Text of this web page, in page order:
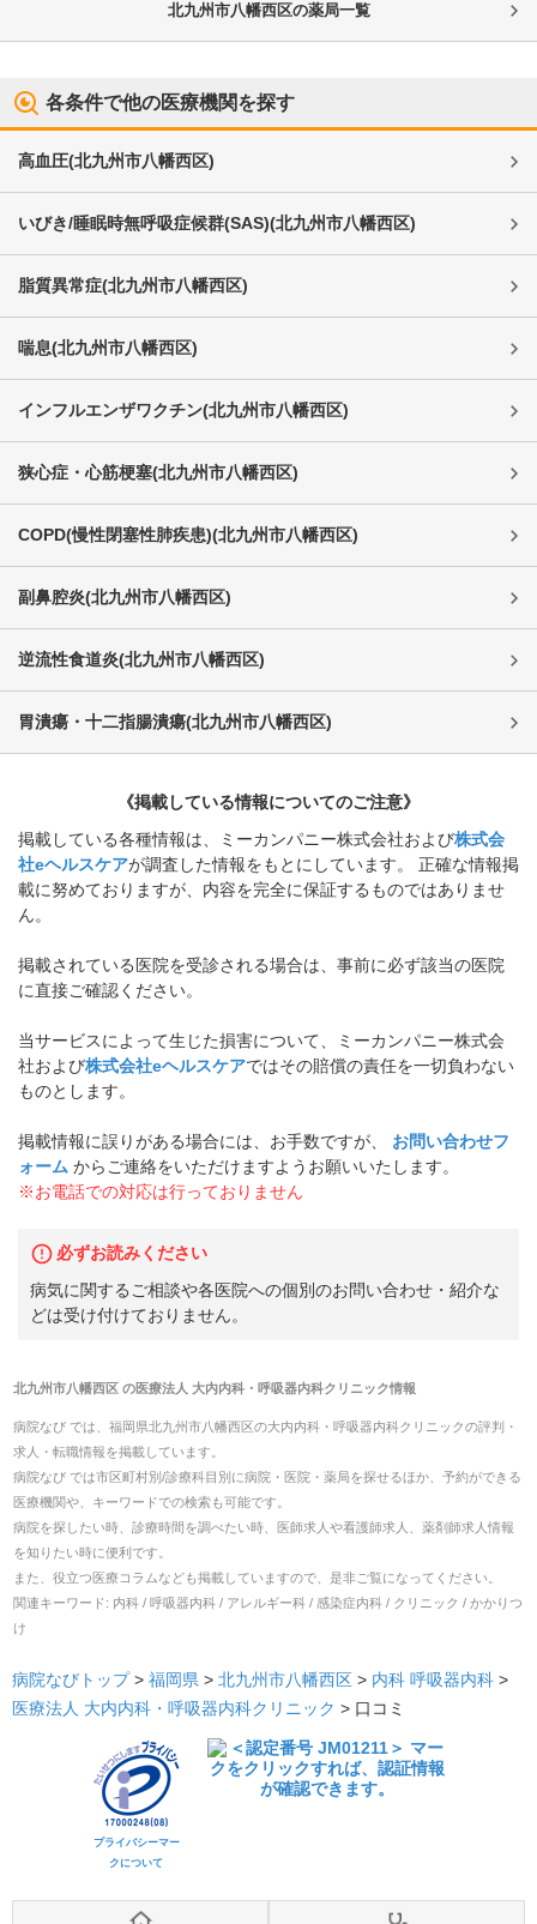
北九州市八幡西区の薬局一覧
各条件で他の医療機関を探す
高血圧(北九州市八幡西区)
いびき/睡眠時無呼吸症候群(SAS)(北九州市八幡西区)
脂質異常症(北九州市八幡西区)
喘息(北九州市八幡西区)
インフルエンザワクチン(北九州市八幡西区)
狭心症・心筋梗塞(北九州市八幡西区)
COPD(慢性閉塞性肺疾患)(北九州市八幡西区)
副鼻腔炎(北九州市八幡西区)
逆流性食道炎(北九州市八幡西区)
胃潰瘍・十二指腸潰瘍(北九州市八幡西区)
《掲載している情報についてのご注意》
掲載している各種情報は、ミーカンパニー株式会社および株式会
社eヘルスケアが調査した情報をもとにしています。 正確な情報掲
載に努めておりますが、内容を完全に保証するものではありませ
ん。
掲載されている医院を受診される場合は、事前に必ず該当の医院
に直接ご確認ください。
当サービスによって生じた損害について、ミーカンパニー株式会
社および株式会社eヘルスケアではその賠償の責任を一切負わない
ものとします。
掲載情報に誤りがある場合には、お手数ですが、
お問い合わせフ
ォーム からご連絡をいただけますようお願いいたします。
※お電話での対応は行っておりません
必ずお読みください
病気に関するご相談や各医院への個別のお問い合わせ・紹介な
どは受け付けておりません。
北九州市八幡西区 の医療法人 大内内科・呼吸器内科クリニック情報
病院なび では、 福岡県北九州市八幡西区の大内内科・呼吸器内科クリニックの評判・
求人・転職情報を掲載しています。
病院なび では市区町村別/診療科目別に病院・医院・薬局を探せるほか、予約ができる
医療機関や、キーワードでの検索も可能です。
病院を探したい時、診療時間を調べたい時、医師求人や看護師求人、薬剤師求人情報
を知りたい時に便利です。
また、役立つ医療コラムなども掲載していますので、是非ご覧になってください。
関連キーワード: 内科 / 呼吸器内科 / アレルギー科 / 感染症内科 / クリニック / かかりつ
け
病院なびトップ > 福岡県 > 北九州市八幡西区 > 内科 呼吸器内科 >
医療法人 大内内科・呼吸器内科クリニック > 口コミ
プライバシーマー
クについて